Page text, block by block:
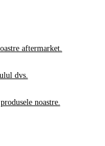
aftermarket.
dvs.
noastre.